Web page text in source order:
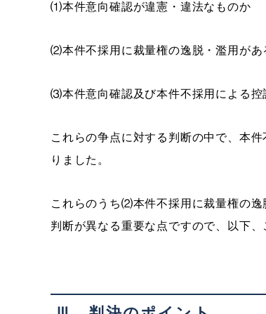
⑴本件意向確認が違憲・違法なものか
⑵本件不採用に裁量権の逸脱・濫用があ
⑶本件意向確認及び本件不採用による控
これらの争点に対する判断の中で、本
りました。
これらのうち⑵本件不採用に裁量権の
判断が異なる重要な点ですので、以下、